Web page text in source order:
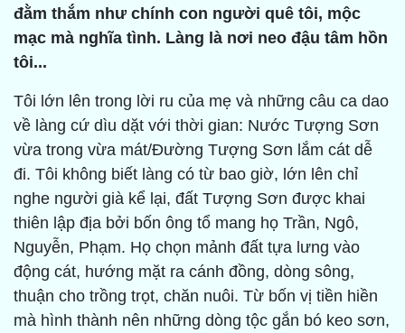
đằm thắm như chính con người quê tôi, mộc
mạc mà nghĩa tình. Làng là nơi neo đậu tâm hồn
tôi...
Tôi lớn lên trong lời ru của mẹ và những câu ca dao
về làng cứ dìu dặt với thời gian: Nước Tượng Sơn
vừa trong vừa mát/Đường Tượng Sơn lắm cát dễ
đi. Tôi không biết làng có từ bao giờ, lớn lên chỉ
nghe người già kể lại, đất Tượng Sơn được khai
thiên lập địa bởi bốn ông tổ mang họ Trần, Ngô,
Nguyễn, Phạm. Họ chọn mảnh đất tựa lưng vào
động cát, hướng mặt ra cánh đồng, dòng sông,
thuận cho trồng trọt, chăn nuôi. Từ bốn vị tiền hiền
mà hình thành nên những dòng tộc gắn bó keo sơn,